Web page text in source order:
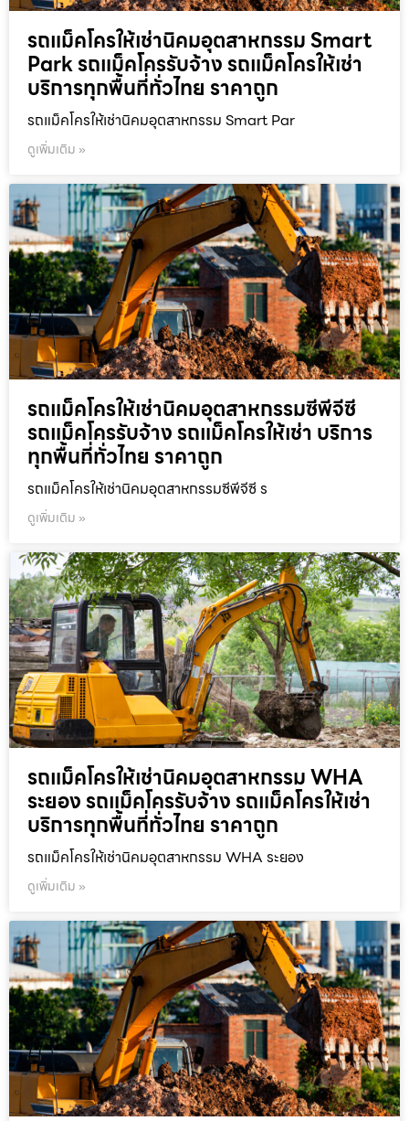
รถแม็คโครให้เช่านิคมอุตสาหกรรม Smart
Park รถแม็คโครรับจ้าง รถแม็คโครให้เช่า
บริการทุกพื้นที่ทั่วไทย ราคาถูก
รถแม็คโครให้เช่านิคมอุตสาหกรรม Smart Par
ดูเพิ่มเติม »
รถแม็คโครให้เช่านิคมอุตสาหกรรมซีพีจีซี
รถแม็คโครรับจ้าง รถแม็คโครให้เช่า บริการ
ทุกพื้นที่ทั่วไทย ราคาถูก
รถแม็คโครให้เช่านิคมอุตสาหกรรมซีพีจีซี ร
ดูเพิ่มเติม »
รถแม็คโครให้เช่านิคมอุตสาหกรรม WHA
ระยอง รถแม็คโครรับจ้าง รถแม็คโครให้เช่า
บริการทุกพื้นที่ทั่วไทย ราคาถูก
รถแม็คโครให้เช่านิคมอุตสาหกรรม WHA ระยอง
ดูเพิ่มเติม »